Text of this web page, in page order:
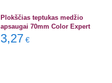
Plokščias teptukas medžio
apsaugai 70mm Color Expert
3,27 €